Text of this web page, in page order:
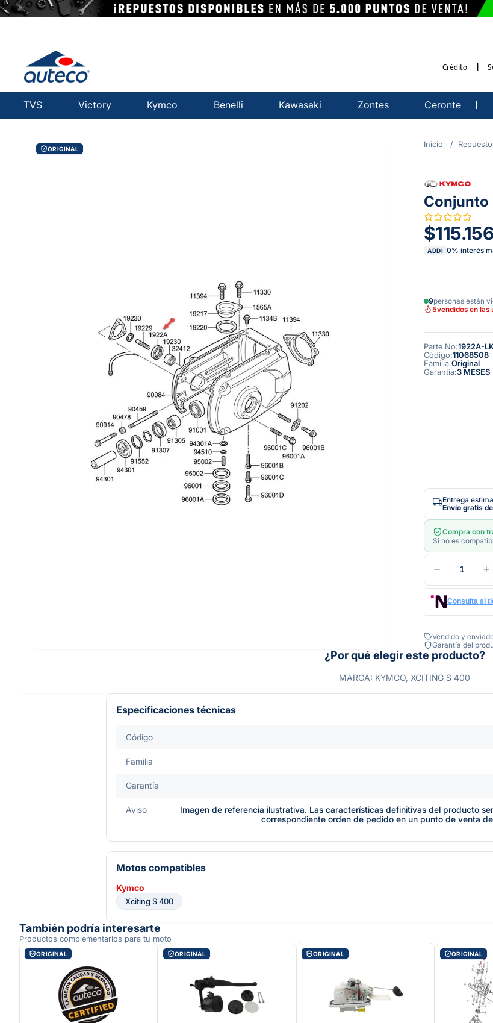
Crédito
TVS Victory Kymco Benelli Kawasaki Zontes Ceronte
ORIGINAL
Conjunto
$115.156
ADDI 0% interés
9personas están
5vendidos en las
Parte No:1922A-
Código:11068508
Familia:Original
Garantía:3 MESES
Entrega
Envío gratis
Compra con
Si no es
1
Consulta si
Vendido y
Garantía del
¿Por qué elegir este producto?
MARCA: KYMCO, XCITING S 400
Especificaciones técnicas
Código
Familia
Garantía
Aviso
Imagen de referencia ilustrativa. Las características definitivas del producto
correspondiente orden de pedido en un punto de venta
Motos compatibles
Kymco
Xciting S 400
También podría interesarte
Productos complementarios para tu moto
ORIGINAL ORIGINAL ORIGINAL ORIGINAL